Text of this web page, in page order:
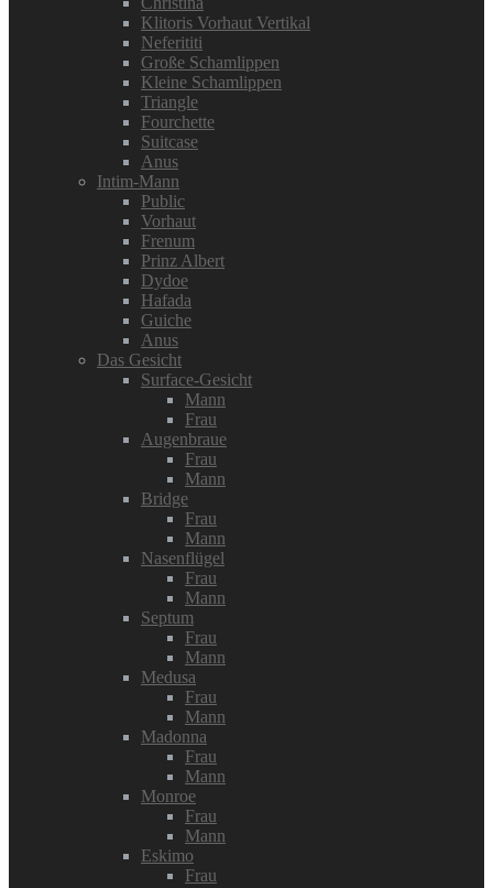
Klitoris Vorhaut Vertikal
Neferititi
Große Schamlippen
Kleine Schamlippen
Triangle
Fourchette
Suitcase
Anus
Intim-Mann
Public
Vorhaut
Frenum
Prinz Albert
Dydoe
Hafada
Guiche
Anus
Das Gesicht
Surface-Gesicht
Mann
Frau
Augenbraue
Frau
Mann
Bridge
Frau
Mann
Nasenflügel
Frau
Mann
Septum
Frau
Mann
Medusa
Frau
Mann
Madonna
Frau
Mann
Monroe
Frau
Mann
Eskimo
Frau